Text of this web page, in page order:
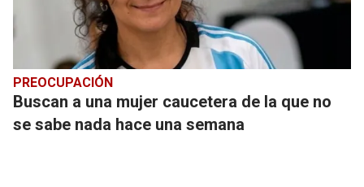
PREOCUPACIÓN
Buscan a una mujer caucetera de la que no
se sabe nada hace una semana